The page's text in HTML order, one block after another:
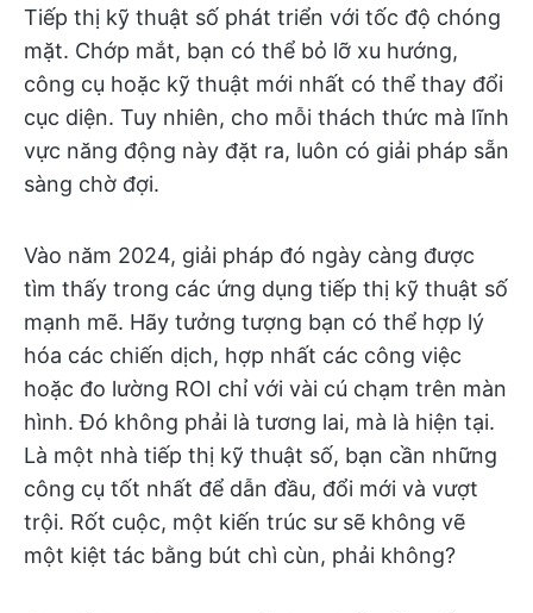
Tiếp thị kỹ thuật số phát triển với tốc độ chóng
mặt. Chớp mắt, bạn có thể bỏ lỡ xu hướng,
công cụ hoặc kỹ thuật mới nhất có thể thay đổi
cục diện. Tuy nhiên, cho mỗi thách thức mà lĩnh
vực năng động này đặt ra, luôn có giải pháp sẵn
sàng chờ đợi.
Vào năm 2024, giải pháp đó ngày càng được
tìm thấy trong các ứng dụng tiếp thị kỹ thuật số
mạnh mẽ. Hãy tưởng tượng bạn có thể hợp lý
hóa các chiến dịch, hợp nhất các công việc
hoặc đo lường ROI chỉ với vài cú chạm trên màn
hình. Đó không phải là tương lai, mà là hiện tại.
Là một nhà tiếp thị kỹ thuật số, bạn cần những
công cụ tốt nhất để dẫn đầu, đổi mới và vượt
trội. Rốt cuộc, một kiến trúc sư sẽ không vẽ
một kiệt tác bằng bút chì cùn, phải không?